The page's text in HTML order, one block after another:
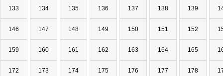
133 134 135 136 137 138 139
146 147 148 149 150 151 152
159 160 161 162 163 164 165
172 173 174 175 176 177 178